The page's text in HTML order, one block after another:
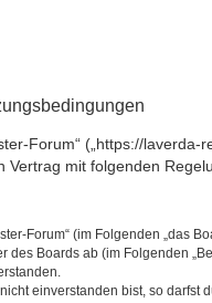
Forum“ („https://laverda-
Vertrag mit folgenden
Forum“ (im Folgenden „das
des Boards ab (im Folgenden
einverstanden bist, so darfst